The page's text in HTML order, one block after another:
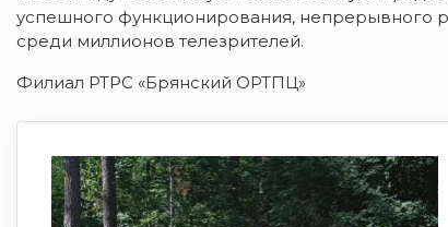
успешного функционирования, непрерывного
среди миллионов телезрителей.
Филиал РТРС «Брянский ОРТПЦ»